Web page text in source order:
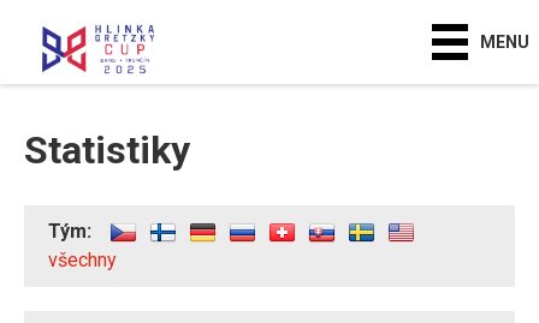
MENU
Statistiky
Tým:
všechny